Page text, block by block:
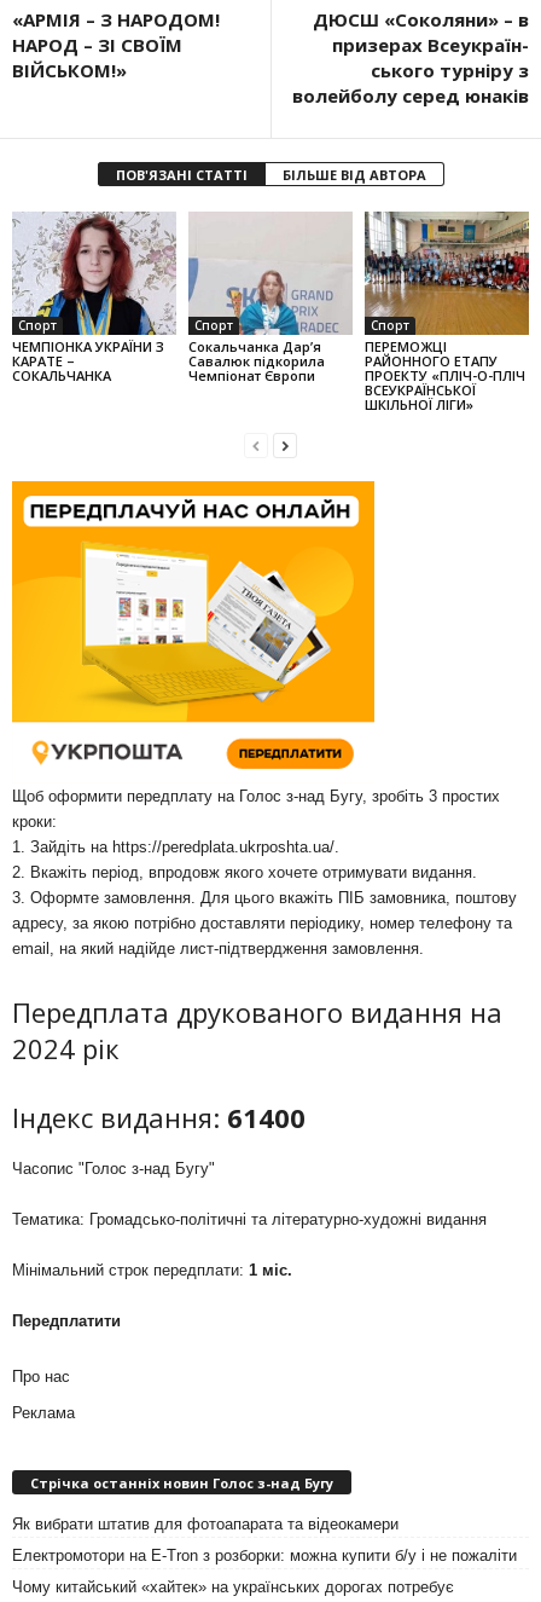
«АРМІЯ – З НАРОДОМ!
НАРОД – ЗІ СВОЇМ
ВІЙСЬКОМ!»
ДЮСШ «Соколяни» – в
призерах Все­україн­
ського турніру з
волейболу се­ред юнаків
ПОВ'ЯЗАНІ СТАТТІ БІЛЬШЕ ВІД АВТОРА
Спорт
ЧЕМПІОНКА УКРАЇНИ З
КАРАТЕ –
СОКАЛЬЧАНКА
Спорт
Сокальчанка Дар’я
Савалюк підкорила
Чемпіонат Європи
Спорт
ПЕРЕМОЖЦІ
РАЙОННОГО ЕТАПУ
ПРОЕКТУ «ПЛІЧ-О-ПЛІЧ
ВСЕУКРАЇНСЬКОЇ
ШКІЛЬНОЇ ЛІГИ»
Щоб оформити передплату на Голос з-над Бугу, зробіть 3 простих
кроки:
1. Зайдіть на https://peredplata.ukrposhta.ua/
2. Вкажіть період, впродовж якого хочете отримувати видання.
3. Оформте замовлення. Для цього вкажіть ПІБ замовника, поштову
адресу, за якою потрібно доставляти періодику, номер телефону та
email, на який надійде лист-підтвердження замовлення.
Передплата друкованого видання на
2024 рік
Індекс видання: 61400
Часопис "Голос з-над Бугу"
Тематика: Громадсько-політичні та літературно-художні видання
Мінімальний строк передплати: 1 міс.
Передплатити
Про нас
Реклама
Стрічка останніх новин Голос з-над Бугу
Як вибрати штатив для фотоапарата та відеокамери
Електромотори на E-Tron з розборки: можна купити б/у і не пожаліти
Чому китайський «хайтек» на українських дорогах потребує